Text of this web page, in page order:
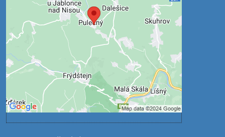
Přejete si načíst externí obsah?
Povolit jednou
Povolit a zapamatovat - souhlas s druhem
cookie: Funkční
Otevřít obsah v novém okně